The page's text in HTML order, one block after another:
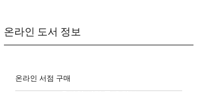
온라인 도서 정보
온라인 서점 구매